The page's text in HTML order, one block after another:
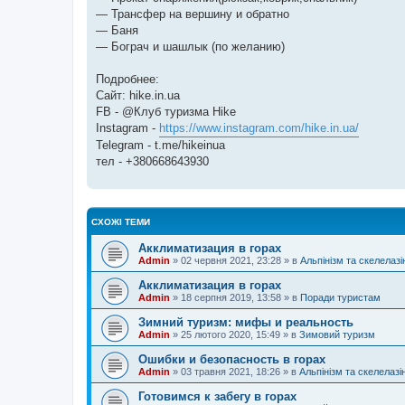
— Трансфер на вершину и обратно
— Баня
— Бограч и шашлык (по желанию)
Подробнее:
Сайт: hike.in.ua
FB - @Клуб туризма Hike
Instagram - https://www.instagram.com/hike.in.ua/
Telegram - t.me/hikeinua
тел - +380668643930
СХОЖІ ТЕМИ
Акклиматизация в горах
Admin » 02 червня 2021, 23:28 » в Альпінізм та
Акклиматизация в горах
Admin » 18 серпня 2019, 13:58 » в Поради туристам
Зимний туризм: мифы и реальность
Admin » 25 лютого 2020, 15:49 » в Зимовий туризм
Ошибки и безопасность в горах
Admin » 03 травня 2021, 18:26 » в Альпінізм та
Готовимся к забегу в горах